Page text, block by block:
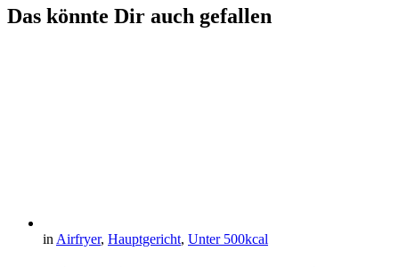
Das könnte Dir auch gefallen
inAirfryer, Hauptgericht, Unter 500kcal